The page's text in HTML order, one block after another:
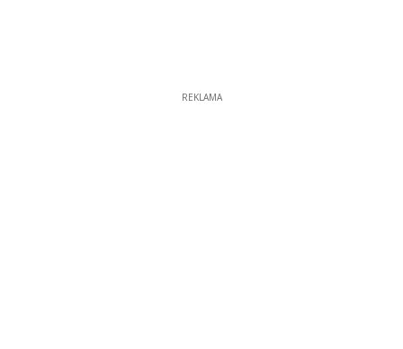
REKLAMA